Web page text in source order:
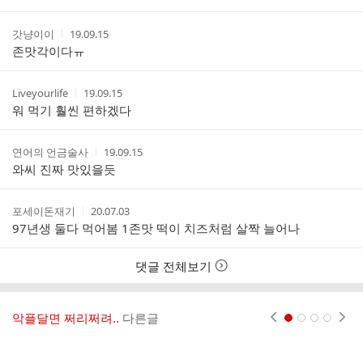
스
간
작
성
자
갓냥이이
작
성
시
간
19.09.15
존맛각이다ㅠ
작
성
자
Liveyourlife
작
성
시
간
19.09.15
워 먹기 훨씬 편하겠다
작
성
자
연어의 언금술사
작
성
시
간
19.09.15
와씨 진짜 맛있을듯
작
성
자
포세이돈재기
작
성
시
간
20.07.03
97년생 둘다 먹어봄 1존맛 떡이 치즈처럼 살짝 늘어나
댓글 전체보기
악플달면 쩌리쩌려.. 다른글